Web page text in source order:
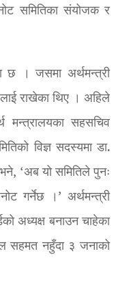
समितिका संयोजक र
छ । जसमा अर्थमन्त्री
राखेका थिए । अहिले
मन्त्रालयका सहसचिव
विज्ञ सदस्यमा डा.
‘अब यो समितिले पुनः
गर्नेछ ।’ अर्थमन्त्री
अध्यक्ष बनाउन चाहेका
सहमत नहुँदा ३ जनाको